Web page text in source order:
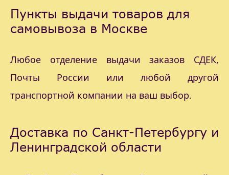
Пункты выдачи товаров для
самовывоза в Москве
Любое отделение выдачи заказов СДЕК,
Почты России или любой другой
транспортной компании на ваш выбор.
Доставка по Санкт-Петербургу и
Ленинградской области